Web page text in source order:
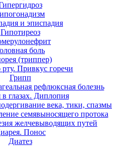
и эписпадия
Гипотиреоз
боль
(триппер)
рту. Привкус горечи
Грипп
рефлюксная болезнь
в глазах. Диплопия
века, тики, спазмы
семявыносящего протока
желчевыводящих путей
Понос
Диатез